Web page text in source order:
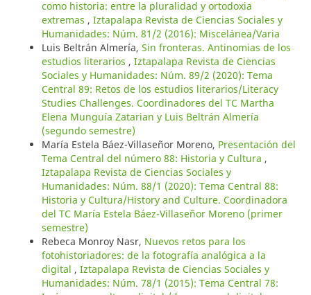
como historia: entre la pluralidad y ortodoxia
extremas , Iztapalapa Revista de Ciencias Sociales y
Humanidades: Núm. 81/2 (2016): Miscelánea/Varia
Luis Beltrán Almería, Sin fronteras. Antinomias de los
estudios literarios , Iztapalapa Revista de Ciencias
Sociales y Humanidades: Núm. 89/2 (2020): Tema
Central 89: Retos de los estudios literarios/Literacy
Studies Challenges. Coordinadores del TC Martha
Elena Munguía Zatarian y Luis Beltrán Almería
(segundo semestre)
María Estela Báez-Villaseñor Moreno, Presentación del
Tema Central del número 88: Historia y Cultura ,
Iztapalapa Revista de Ciencias Sociales y
Humanidades: Núm. 88/1 (2020): Tema Central 88:
Historia y Cultura/History and Culture. Coordinadora
del TC María Estela Báez-Villaseñor Moreno (primer
semestre)
Rebeca Monroy Nasr, Nuevos retos para los
fotohistoriadores: de la fotografía analógica a la
digital , Iztapalapa Revista de Ciencias Sociales y
Humanidades: Núm. 78/1 (2015): Tema Central 78: